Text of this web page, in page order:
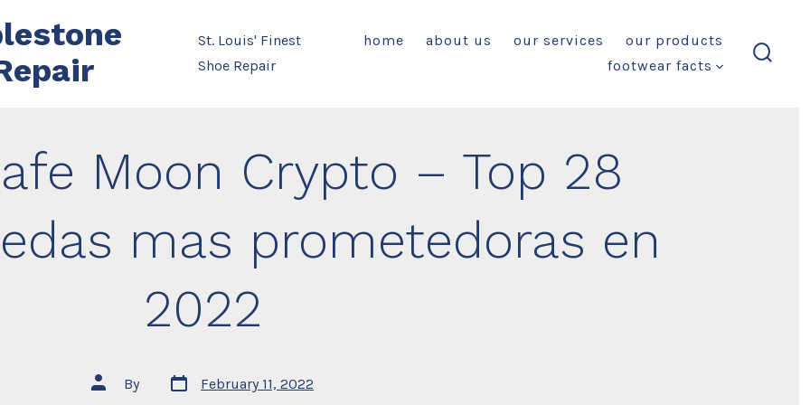
St. Louis' Finest
Shoe Repair
home about us our services
our products
footwear facts
Moon Crypto – Top 28
mas prometedoras en
2022
Post
author
By
Post
date
February 11, 2022